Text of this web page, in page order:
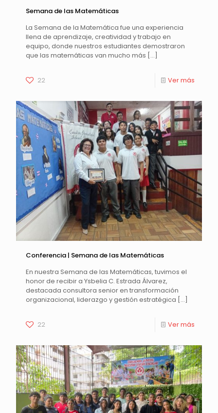
Semana de las Matemáticas
La Semana de la Matemática fue una experiencia
llena de aprendizaje, creatividad y trabajo en
equipo, donde nuestros estudiantes demostraron
que las matemáticas van mucho más […]
22 Ver más
Conferencia | Semana de las Matemáticas
En nuestra Semana de las Matemáticas, tuvimos el
honor de recibir a Ysbelia C. Estrada Álvarez,
destacada consultora senior en transformación
organizacional, liderazgo y gestión estratégica […]
22 Ver más